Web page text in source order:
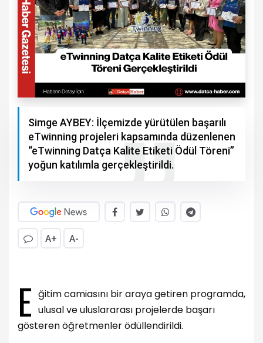
Simge AYBEY: İlçemizde yürütülen başarılı
eTwinning projeleri kapsamında düzenlenen
“eTwinning Datça Kalite Etiketi Ödül Töreni”
yoğun katılımla gerçekleştirildi.
A+ A-
E ğitim camiasını bir araya getiren programda,
ulusal ve uluslararası projelerde başarı
gösteren öğretmenler ödüllendirildi.